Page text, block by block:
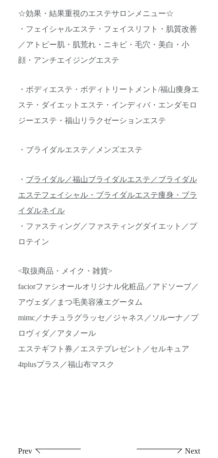
☆効果・結果重視のエステサロンメニュー☆
・フェイシャルエステ・フェイスリフト・肌質改善
／アトピー肌・肌荒れ・ニキビ・毛穴・美白・小
顔・アンチエイジングエステ
・ボディエステ・ボディトリートメント/福山痩身エ
ステ・ダイエットエステ・インディバ・エンダモロ
ジーエステ・福山リラクゼーションエステ
・ブライダルエステ／メンズエステ
・ ブライダル／福山ブライダルエステ／ブライダル
エステフェイシャル・ブライダルエステ痩身・ブラ
イダルネイル
・ファスティング／ファスティングダイエット／プ
ロテイン
<取扱商品・メイク・雑貨>
faciorファシオールオリジナル化粧品／アドソーブ／
アヴェダ／まつ毛美容液エグータム
mimc／ナチュラグラッセ／ジャネス／ソルーナ／プ
ロヴィダ／アタノール
エステギフト券／エステプレゼント／セルキュア
4tplusプラス／福山布マスク
Prev Next